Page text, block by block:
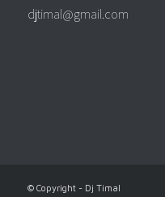
djtimal@gmail.com
© Copyright - Dj Timal